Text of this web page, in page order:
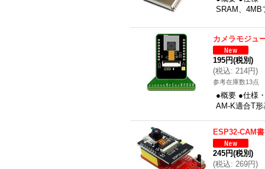
SRAM、
カメラモジュ
195円(税別)
(税込: 214円)
参考在庫数13点
●概要 ●仕様
AM-K適合T
ESP32-CAM
245円(税別)
(税込: 269円)